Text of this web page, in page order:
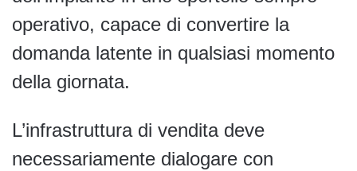
operativo, capace di convertire la
domanda latente in qualsiasi momento
della giornata.
L’infrastruttura di vendita deve
necessariamente dialogare con